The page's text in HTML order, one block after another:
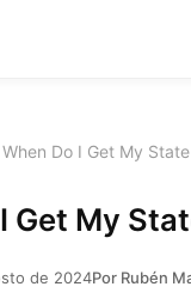
When Do I Get My
Get My
de 2024Por Rubén